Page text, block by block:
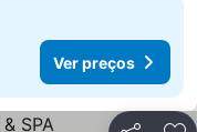
Ver preços